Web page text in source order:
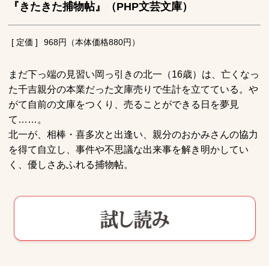
『きたきた捕物帖』（PHP文芸文庫）
[ 定価 ] 968円（本体価格880円）
まだ下っ端の見習い岡っ引きの北一（16歳）は、亡くなっ
た千吉親分の本業だった文庫売りで生計を立てている。や
がて自前の文庫をつくり、売ることができる日を夢見
て……。
北一が、相棒・喜多次と出逢い、親分のおかみさんの協力
を得て自立し、事件や不思議な出来事を解き明かしてい
く、優しさあふれる捕物帖。